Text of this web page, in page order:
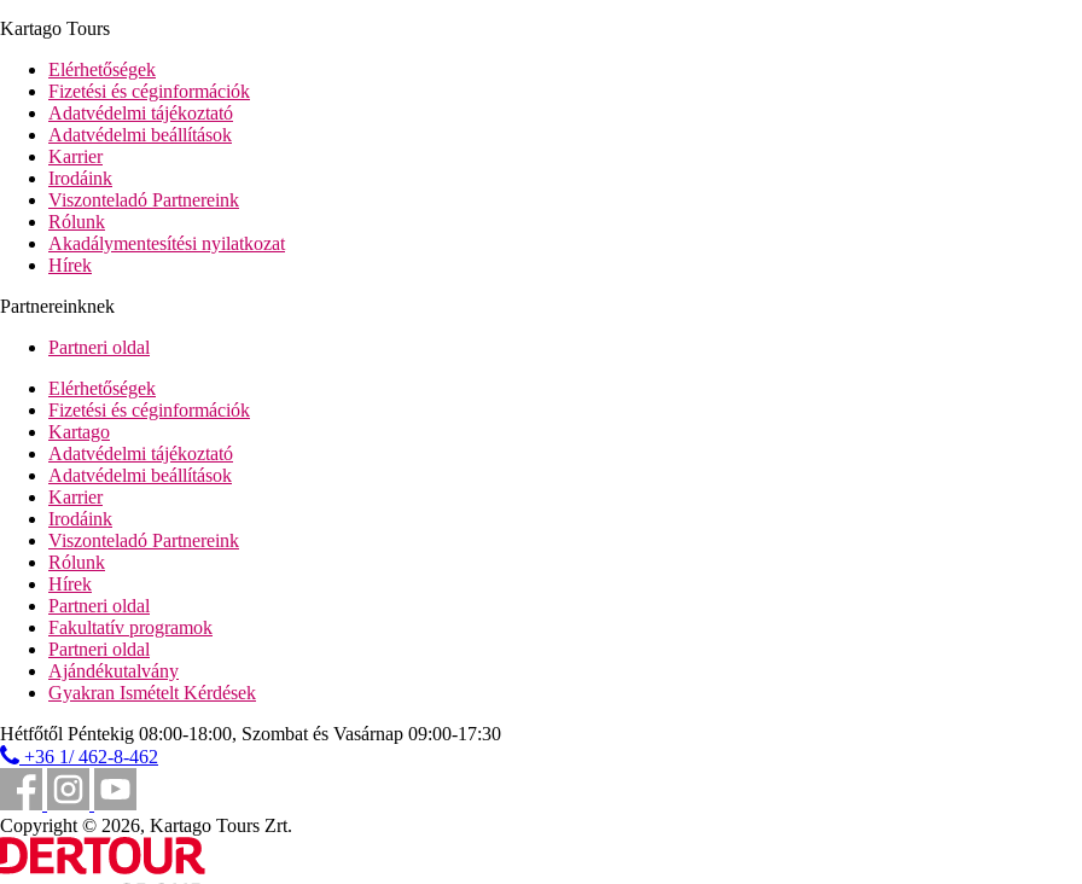
Kartago Tours
Elérhetőségek
Fizetési és céginformációk
Adatvédelmi tájékoztató
Adatvédelmi beállítások
Karrier
Irodáink
Viszonteladó Partnereink
Rólunk
Akadálymentesítési nyilatkozat
Hírek
Partnereinknek
Partneri oldal
Elérhetőségek
Fizetési és céginformációk
Kartago
Adatvédelmi tájékoztató
Adatvédelmi beállítások
Karrier
Irodáink
Viszonteladó Partnereink
Rólunk
Hírek
Partneri oldal
Fakultatív programok
Partneri oldal
Ajándékutalvány
Gyakran Ismételt Kérdések
Hétfőtől Péntekig 08:00-18:00, Szombat és Vasárnap 09:00-17:30
+36 1/ 462-8-462
Copyright © 2026, Kartago Tours Zrt.